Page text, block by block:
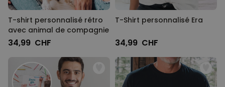
T-shirt personnalisé rétro
avec animal de compagnie
34,99 CHF
T-Shirt personnalisé Era
34,99 CHF